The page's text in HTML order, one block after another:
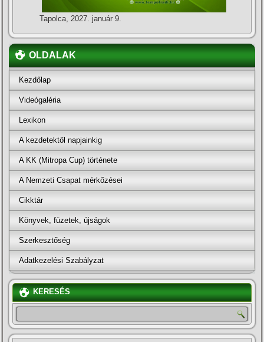
Tapolca, 2027. január 9.
OLDALAK
Kezdőlap
Videógaléria
Lexikon
A kezdetektől napjainkig
A KK (Mitropa Cup) története
A Nemzeti Csapat mérkőzései
Cikktár
Könyvek, füzetek, újságok
Szerkesztőség
Adatkezelési Szabályzat
KERESÉS